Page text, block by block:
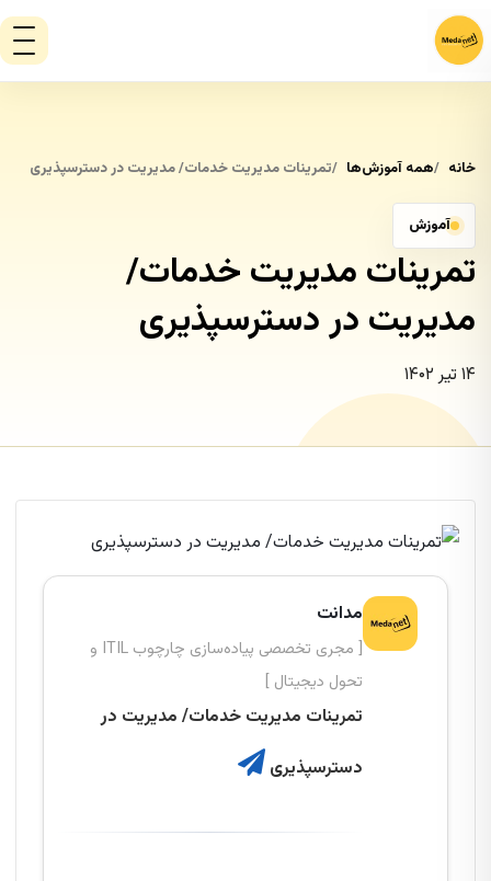
خانه همه آموزش‌ها تمرینات مدیریت خدمات/ مدیریت در دسترسپذیری
آموزش
تمرینات مدیریت خدمات/
مدیریت در دسترسپذیری
۱۴ تیر ۱۴۰۲
مدانت
[ مجری تخصصی پیاده‌سازی چارچوب ITIL و
تحول دیجیتال ]
تمرینات مدیریت خدمات/ مدیریت در
دسترسپذیری